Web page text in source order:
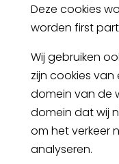
Deze cookies
worden first
Wij gebruiken
zijn cookies
domein van de
domein dat wij
om het verkeer
analyseren.